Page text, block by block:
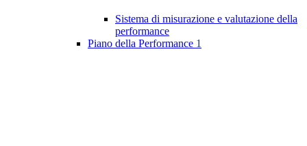
Sistema di misurazione e valutazione della
performance
Piano della Performance 1